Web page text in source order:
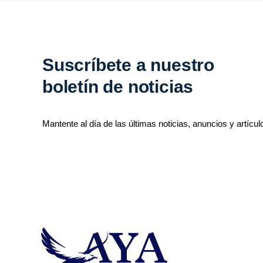
Suscríbete a nuestro
boletín de noticias
Mantente al día de las últimas noticias, anuncios y